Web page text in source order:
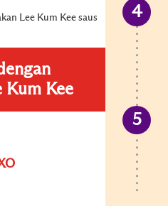
Lee Kum Kee saus
Kum Kee